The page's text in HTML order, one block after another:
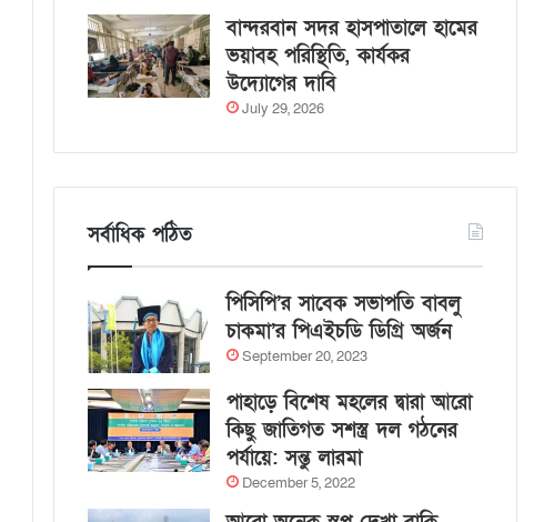
বান্দরবান সদর হাসপাতালে হামের
ভয়াবহ পরিস্থিতি, কার্যকর
উদ্যোগের দাবি
July 29, 2026
সর্বাধিক পঠিত
পিসিপি’র সাবেক সভাপতি বাবলু
চাকমা’র পিএইচডি ডিগ্রি অর্জন
September 20, 2023
পাহাড়ে বিশেষ মহলের দ্বারা আরো
কিছু জাতিগত সশস্ত্র দল গঠনের
পর্যায়ে: সন্তু লারমা
December 5, 2022